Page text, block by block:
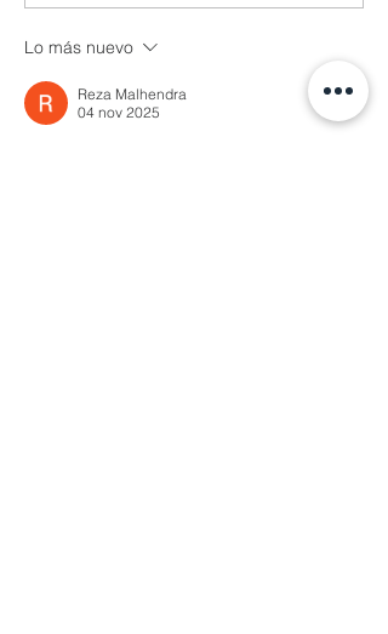
Lo más nuevo
Reza Malhendra
04 nov 2025